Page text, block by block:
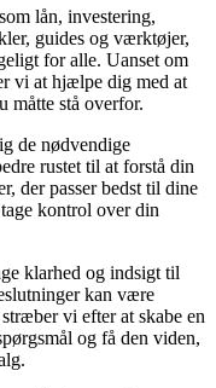
lån, investering,
guides og værktøjer,
for alle. Uanset om
vi at hjælpe dig med at
måtte stå overfor.
de nødvendige
rustet til at forstå din
der passer bedst til dine
kontrol over din
klarhed og indsigt til
kan være
vi efter at skabe en
og få den viden,